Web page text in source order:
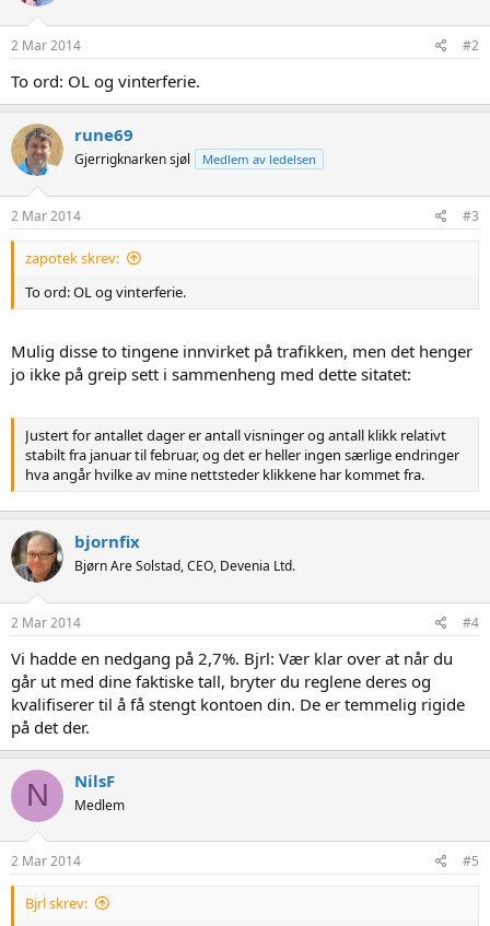
2 Mar 2014 #2
To ord: OL og vinterferie.
rune69
Gjerrigknarken sjøl Medlem av ledelsen
2 Mar 2014 #3
zapotek skrev:
To ord: OL og vinterferie.
Mulig disse to tingene innvirket på trafikken, men det henger
jo ikke på greip sett i sammenheng med dette sitatet:
Justert for antallet dager er antall visninger og antall klikk relativt
stabilt fra januar til februar, og det er heller ingen særlige endringer
hva angår hvilke av mine nettsteder klikkene har kommet fra.
bjornfix
Bjørn Are Solstad, CEO, Devenia Ltd.
2 Mar 2014 #4
Vi hadde en nedgang på 2,7%. Bjrl: Vær klar over at når du
går ut med dine faktiske tall, bryter du reglene deres og
kvalifiserer til å få stengt kontoen din. De er temmelig rigide
på det der.
N NilsF
Medlem
2 Mar 2014 #5
Bjrl skrev: